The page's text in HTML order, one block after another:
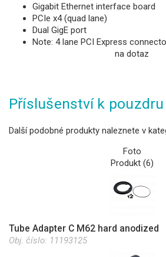
Gigabit Ethernet interface board
PCIe x4 (quad lane)
Dual GigE port
Note: 4 lane PCI Express
na dotaz
Příslušenství k pouzdru
Další podobné produkty naleznete v
Foto
Produkt (6)
Tube Adapter C M62 hard anodized
Obj. číslo: 11193125